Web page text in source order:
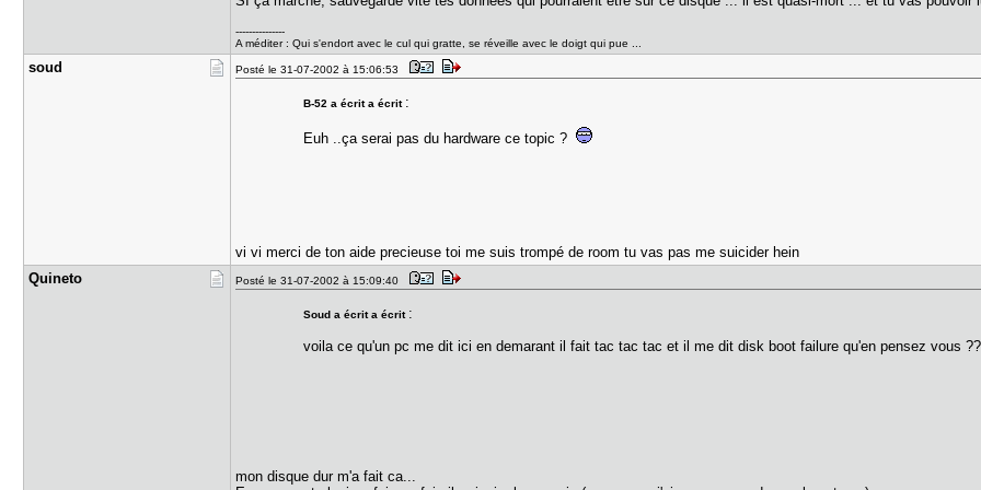
---------------
A méditer : Qui s'endort avec le cul qui gratte, se réveille avec le doigt qui pue ...
soud Posté le 31-07-2002 à 15:06:53
B-52 a écrit a écrit :
Euh ..ça serai pas du hardware ce topic ?
vi vi merci de ton aide precieuse toi me suis trompé de room tu vas pas me suicider hein
Quineto
Posté le 31-07-2002 à 15:09:40
Soud a écrit a écrit :
voila ce qu'un pc me dit ici en demarant il fait tac tac tac et il me dit disk boot failure qu'en pensez vous
mon disque dur m'a fait ca...